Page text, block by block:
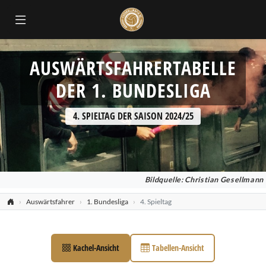
AUSWÄRTSFAHRERTABELLE
DER 1. BUNDESLIGA
4. SPIELTAG DER SAISON 2024/25
Bildquelle: Christian Gesellmann
Auswärtsfahrer 1. Bundesliga 4. Spieltag
Kachel-Ansicht Tabellen-Ansicht